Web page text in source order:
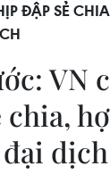
ĐẬP SẺ
VN
dịch